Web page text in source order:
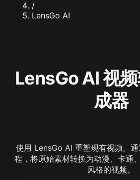
/
LensGo AI
LensGo AI 视
成器
使用 LensGo AI 重塑现有视频。
程，将原始素材转换为动漫、卡通
风格的视频。